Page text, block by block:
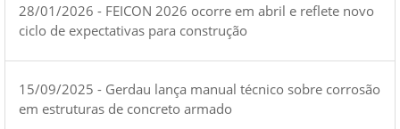
28/01/2026 - FEICON 2026 ocorre em abril e reflete novo
ciclo de expectativas para construção
15/09/2025 - Gerdau lança manual técnico sobre corrosão
em estruturas de concreto armado